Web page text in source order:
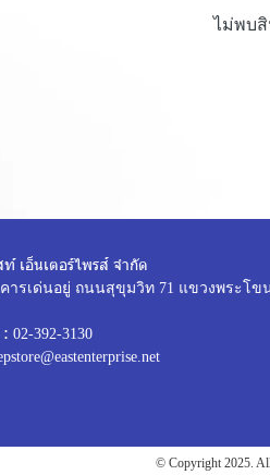
ไม่พบ
เอ็นเตอร์ไพรส์ จำกัด
คารเด่นอยู่ ถนนสุขุมวิท 71 แขวงพระโข
: 02-392-3130
© Copyright 2025.